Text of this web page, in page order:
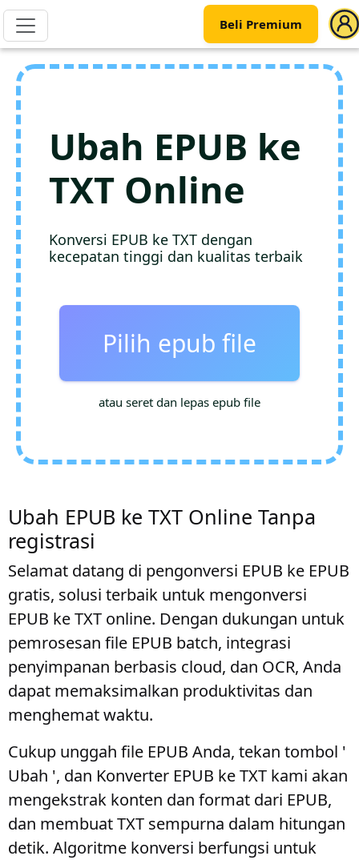
Beli Premium
Ubah EPUB ke
TXT Online
Konversi EPUB ke TXT dengan
kecepatan tinggi dan kualitas terbaik
Pilih epub file
atau seret dan lepas epub file
Ubah EPUB ke TXT Online Tanpa
registrasi
Selamat datang di pengonversi EPUB ke EPUB
gratis, solusi terbaik untuk mengonversi
EPUB ke TXT online. Dengan dukungan untuk
pemrosesan file EPUB batch, integrasi
penyimpanan berbasis cloud, dan OCR, Anda
dapat memaksimalkan produktivitas dan
menghemat waktu.
Cukup unggah file EPUB Anda, tekan tombol '
Ubah ', dan Konverter EPUB ke TXT kami akan
mengekstrak konten dan format dari EPUB,
dan membuat TXT sempurna dalam hitungan
detik. Algoritme konversi berfungsi untuk